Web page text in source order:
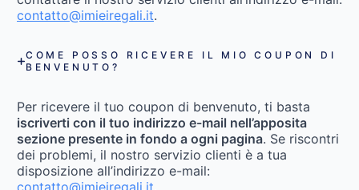
contatto@imieiregali.it.
COME POSSO RICEVERE IL MIO COUPON DI
BENVENUTO?
Per ricevere il tuo coupon di benvenuto, ti basta
iscriverti con il tuo indirizzo e-mail nell’apposita
sezione presente in fondo a ogni pagina. Se riscontri
dei problemi, il nostro servizio clienti è a tua
disposizione all’indirizzo e-mail: